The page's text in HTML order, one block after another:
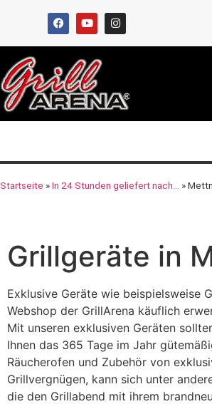
Startseite »In 24 Stunden geliefert nach… »
Grillgeräte in
Exklusive Geräte wie beispielsweise
Webshop der GrillArena käuflich
Mit unseren exklusiven Geräten
Ihnen das 365 Tage im Jahr
Räucherofen und Zubehör von
Grillvergnügen, kann sich unter
die den Grillabend mit ihrem